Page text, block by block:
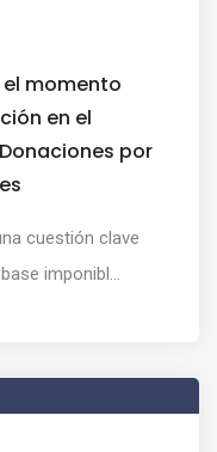
el momento
en el
por
cuestión clave
imponibl...